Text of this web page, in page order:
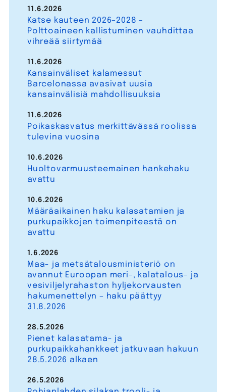
Katse kauteen 2026–2028 –
Polttoaineen kallistuminen vauhdittaa
vihreää siirtymää
11.6.2026
Kansainväliset kalamessut
Barcelonassa avasivat uusia
kansainvälisiä mahdollisuuksia
11.6.2026
Poikaskasvatus merkittävässä roolissa
tulevina vuosina
11.6.2026
Huoltovarmuusteemainen hankehaku
avattu
10.6.2026
Määräaikainen haku kalasatamien ja
purkupaikkojen toimenpiteestä on
avattu
10.6.2026
Maa- ja metsätalousministeriö on
avannut Euroopan meri-, kalatalous- ja
vesiviljelyrahaston hyljekorvausten
hakumenettelyn – haku päättyy
31.8.2026
1.6.2026
Pienet kalasatama- ja
purkupaikkahankkeet jatkuvaan hakuun
28.5.2026 alkaen
28.5.2026
26.5.2026